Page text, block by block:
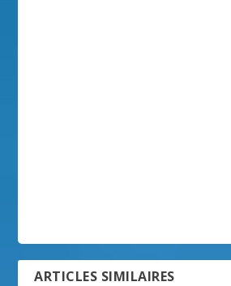
ARTICLES SIMILAIRES